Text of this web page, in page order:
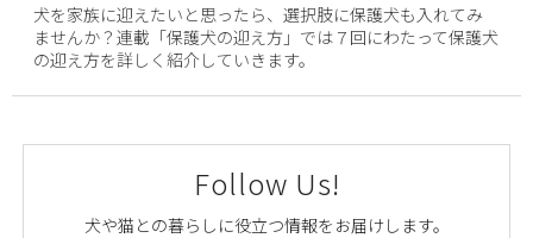
犬を家族に迎えたいと思ったら、選択肢に保護犬も入れてみ
ませんか？連載「保護犬の迎え方」では７回にわたって保護犬
の迎え方を詳しく紹介していきます。
Follow Us!
犬や猫との暮らしに役立つ情報をお届けします。